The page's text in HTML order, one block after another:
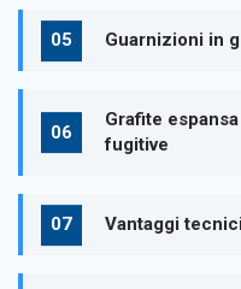
Guarnizioni in
Grafite
fugitive
Vantaggi